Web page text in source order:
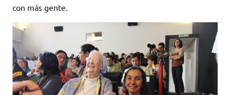
con más gente.